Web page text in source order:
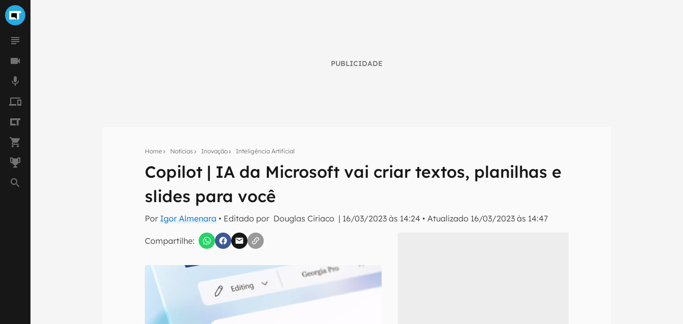
PUBLICIDADE
Home Notícias Inovação Inteligência Artificial
Copilot | IA da Microsoft vai criar textos, planilhas e
slides para você
Por Igor Almenara • Editado por Douglas Ciriaco | 16/03/2023 às 14:24 •Atualizado 16/03/2023 às 14:47
Compartilhe:
Seu resumo inteligente do mundo tech!
Assine a newsletter do Canaltech e receba notícias e reviews sobre tecnologia em primeira
inscreva-se
Confirmo que li, aceito e concordo com os